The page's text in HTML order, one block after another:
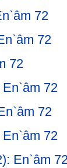
72
72
72
72
72
En`âm 72
En`âm